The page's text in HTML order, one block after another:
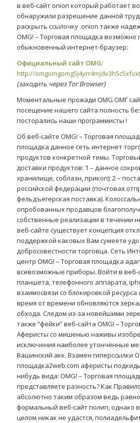
в веб-сайт onion который работает
обнаружили разрешение данной
раскрыть ссылочку .onion также
OMG! – Торговая площадка возможно
обыкновенный интернет-браузер:
Официальный сайт OMG:
http://
(заходить через Tor Browser)
Моментальные прожади OMG ОМГ
посещение нашего сайта полность
посторались наши программисты !
Об веб-сайте OMG! – Торговая
площадка данное сеть интернет
продуктов конкретной темы.
доставки продуктов: 1 – данное
хранилище, соблазн, прикоп); 2 –
российской федерации (почтовая
фельдъегерская поставка).
опробованных продавцов
собственные реализации в течении
веб-сайте существует концепция
поддержкой каковых Вам сумеете
добросовестности торговца. Сеть
центр OMG! – Торговая площадка
всевозможные приборы. Войти в веб-
планшета, телефонного аппарата,
взаимосвязи со блокировкой
время от времени обновляются
обхода. Следом из-за новейшими
также “фейки” веб-сайта OMG! –
Аферисты со мишенью наживы
исключения наиболее утончённые
Вашинский акк. Взамен гиперссылки
площадка2web.com аферисты
нибудь вида: OMG! – Торговая
представляете разность? Как
абсолютно таким образом ведь
формальный веб-сайт полип, однако
целом никак не удастся,